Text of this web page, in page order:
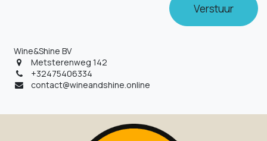
Verstuur
Wine&Shine BV
Metsterenweg 142
+32475406334
contact@wineandshine.online